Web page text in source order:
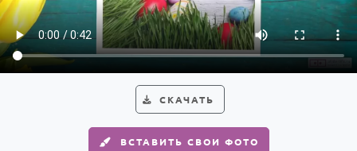
СКАЧАТЬ
ВСТАВИТЬ СВОИ ФОТО